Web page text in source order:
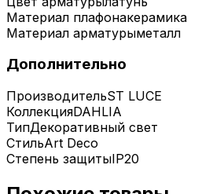
Материал плафонакерамика
Материал арматурыметалл
Дополнительно
ПроизводительST LUCE
КоллекцияDAHLIA
ТипДекоративный свет
СтильArt Deco
Степень защитыIP20